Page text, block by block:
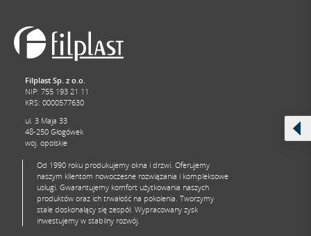
Filplast Sp. z o.o.
NIP: 755 193 21 11
KRS: 0000577630
ul. 3 Maja 33
48-250 Głogówek
woj. opolskie
Od 1990 roku produkujemy okna i drzwi. Oferujemy
naszym klientom nowoczesne rozwiązania i kompleksowe
usługi. Gwarantujemy komfort użytkowania naszych
produktów oraz ich trwałość na pokolenia. Tworzymy
stale doskonalący się zespół. Wypracowany zysk
inwestujemy w stabilny rozwój.